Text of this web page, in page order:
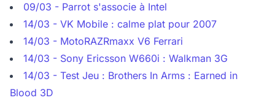
09/03 - Parrot s'associe à Intel
14/03 - VK Mobile : calme plat pour 2007
14/03 - MotoRAZRmaxx V6 Ferrari
14/03 - Sony Ericsson W660i : Walkman 3G
14/03 - Test Jeu : Brothers In Arms : Earned in
Blood 3D